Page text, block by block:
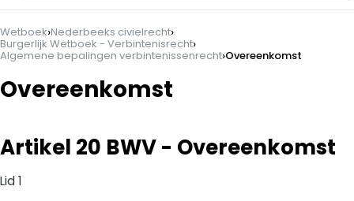
Wetboek›Nederbeeks civielrecht›
Burgerlijk Wetboek - Verbintenisrecht›
Algemene bepalingen verbintenissenrecht›Overeenkomst
Overeenkomst
Artikel 20 BWV - Overeenkomst
Lid 1